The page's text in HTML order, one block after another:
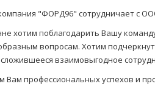
"ФОРД96" сотрудничает с
хотим поблагодарить Вашу
вопросам. Хотим
взаимовыгодное
Вам профессиональных успехов и